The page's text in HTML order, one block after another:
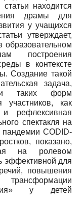
находится
драмы для
у учащихся
утверждает,
образовательном
построения
в контексте
Создание такой
задача,
таких форм
участников, как
и рефлексивная
спектакля на
пандемии CODID-
показано,
на ролевом
эффективной для
повышения
у детей